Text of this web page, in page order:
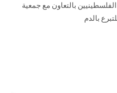
بالتعاون مع جمعية
بالدم